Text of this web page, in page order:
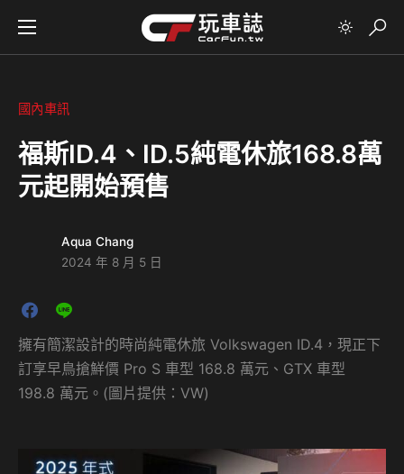
國內車訊
福斯ID.4、ID.5純電休旅168.8萬
元起開始預售
Aqua Chang
2024 年 8 月 5 日
擁有簡潔設計的時尚純電休旅 Volkswagen ID.4，現正下
訂享早鳥搶鮮價 Pro S 車型 168.8 萬元、GTX 車型
198.8 萬元。(圖片提供：VW)